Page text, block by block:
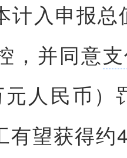
计入申报总
，并同意
人民币）
有望获得约